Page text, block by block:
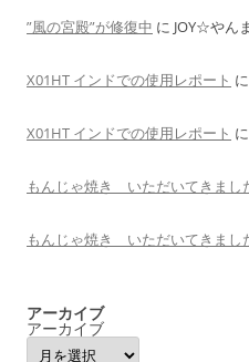
”風の宮殿”が修復中 に JOY☆やんま
X01HT インドでの使用レポート に
X01HT インドでの使用レポート に
もんじゃ焼き いただいてきまし
もんじゃ焼き いただいてきまし
アーカイブ
アーカイブ